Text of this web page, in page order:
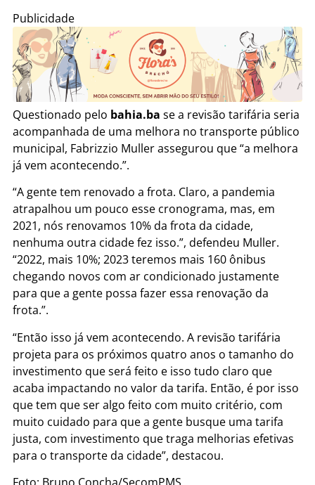
Publicidade
Questionado pelo bahia.ba se a revisão tarifária seria
acompanhada de uma melhora no transporte público
municipal, Fabrizzio Muller assegurou que “a melhora
já vem acontecendo.”.
“A gente tem renovado a frota. Claro, a pandemia
atrapalhou um pouco esse cronograma, mas, em
2021, nós renovamos 10% da frota da cidade,
nenhuma outra cidade fez isso.”, defendeu Muller.
“2022, mais 10%; 2023 teremos mais 160 ônibus
chegando novos com ar condicionado justamente
para que a gente possa fazer essa renovação da
frota.”.
“Então isso já vem acontecendo. A revisão tarifária
projeta para os próximos quatro anos o tamanho do
investimento que será feito e isso tudo claro que
acaba impactando no valor da tarifa. Então, é por isso
que tem que ser algo feito com muito critério, com
muito cuidado para que a gente busque uma tarifa
justa, com investimento que traga melhorias efetivas
para o transporte da cidade”, destacou.